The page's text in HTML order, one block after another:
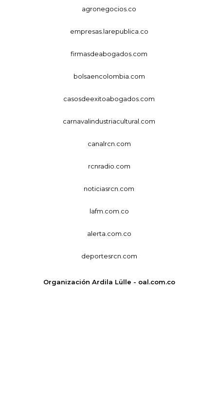
agronegocios.co
empresas.larepublica.co
firmasdeabogados.com
bolsaencolombia.com
casosdeexitoabogados.com
carnavalindustriacultural.com
canalrcn.com
rcnradio.com
noticiasrcn.com
lafm.com.co
alerta.com.co
deportesrcn.com
Organización Ardila Lülle - oal.com.co